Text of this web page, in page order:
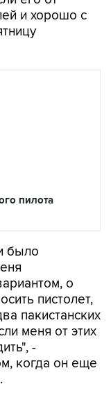
и хорошо с
пилота
было
о
пистолет,
пакистанских
меня от этих
-
когда он еще